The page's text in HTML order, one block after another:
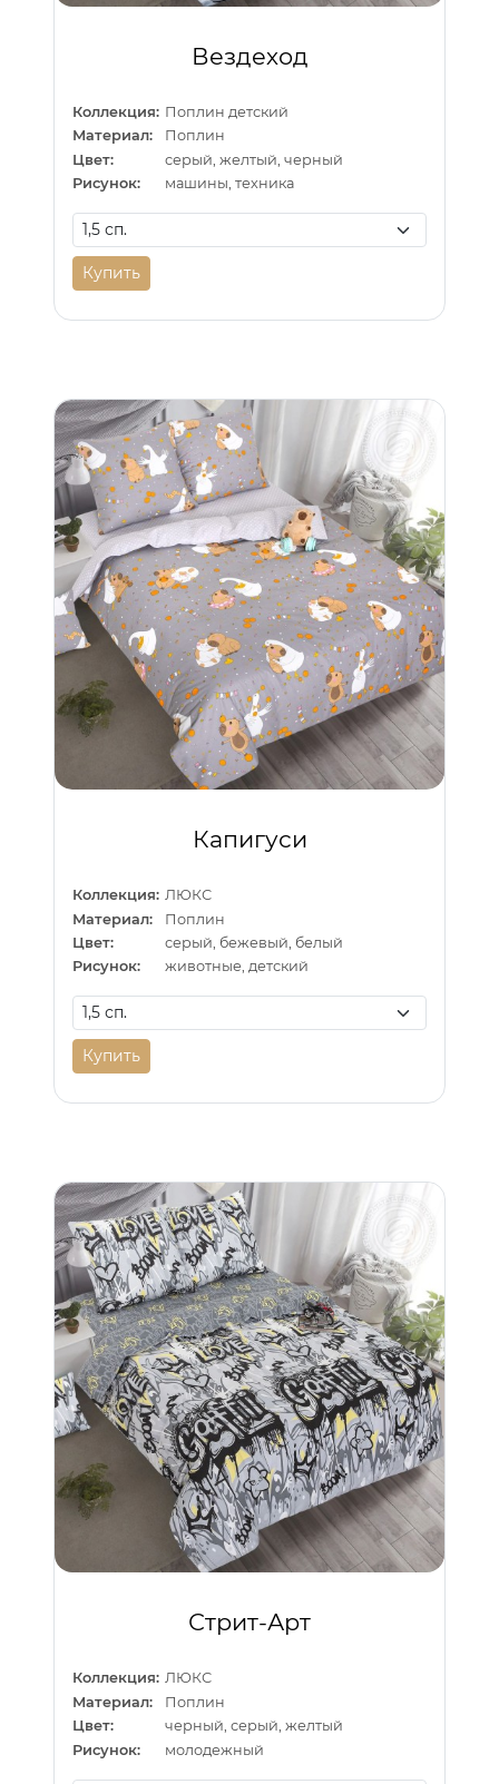
Вездеход
Коллекция: Поплин детский
Материал:
Поплин
Цвет:
серый, желтый, черный
Рисунок:
машины, техника
Купить
Капигуси
Коллекция: ЛЮКС
Материал:
Поплин
Цвет:
серый, бежевый, белый
Рисунок:
животные, детский
Купить
Стрит-Арт
Коллекция: ЛЮКС
Материал:
Поплин
Цвет:
черный, серый, желтый
Рисунок:
молодежный